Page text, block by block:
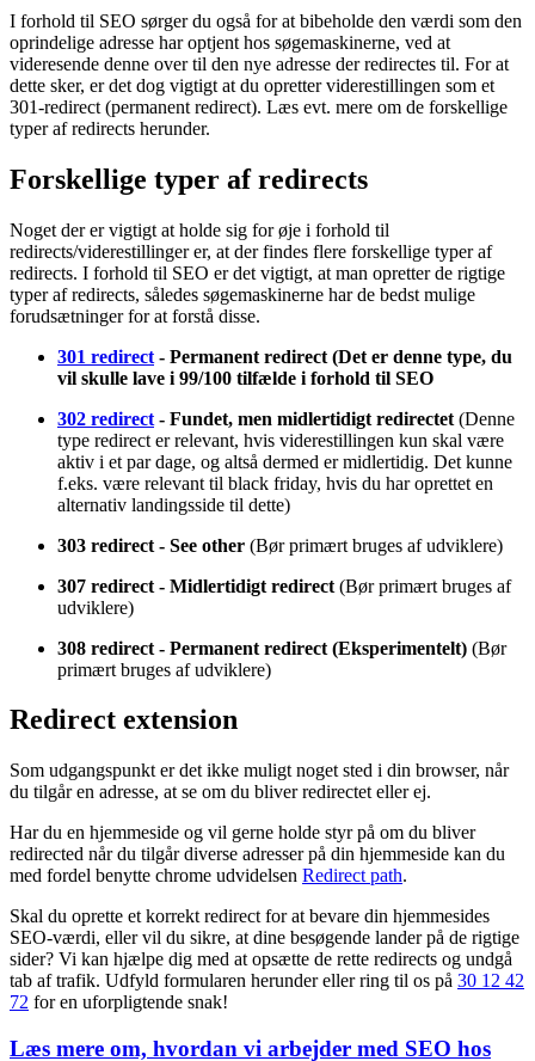
Redirect ift. SEO
I forhold til SEO sørger du også for at bibeholde den værdi som den
oprindelige adresse har optjent hos søgemaskinerne, ved at
videresende denne over til den nye adresse der redirectes til. For at
dette sker, er det dog vigtigt at du opretter viderestillingen som et
typer af redirects herunder.
Forskellige typer af redirects
Noget der er vigtigt at holde sig for øje i forhold til
redirects/viderestillinger er, at der findes flere forskellige typer af
redirects. I forhold til SEO er det vigtigt, at man opretter de rigtige
forudsætninger for at forstå disse.
vil skulle lave i 99/100 tilfælde i forhold til SEO
302 redirect- Fundet, men midlertidigt redirectet(Denne
type redirect er relevant, hvis viderestillingen kun skal være
aktiv i et par dage, og altså dermed er midlertidig. Det kunne
alternativ landingsside til dette)
303 redirect - See other(Bør primært bruges af udviklere)
udviklere)
primært bruges af udviklere)
Redirect extension
du tilgår en adresse, at se om du bliver redirectet eller ej.
Har du en hjemmeside og vil gerne holde styr på om du bliver
med fordel benytte chrome udvidelsenRedirect path.
Skal du oprette et korrekt redirect for at bevare din hjemmesides
SEO-værdi, eller vil du sikre, at dine besøgende lander på de rigtige
sider? Vi kan hjælpe dig med at opsætte de rette redirects og undgå
72for en uforpligtende snak!